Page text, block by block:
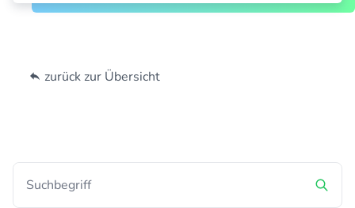
zurück zur Übersicht